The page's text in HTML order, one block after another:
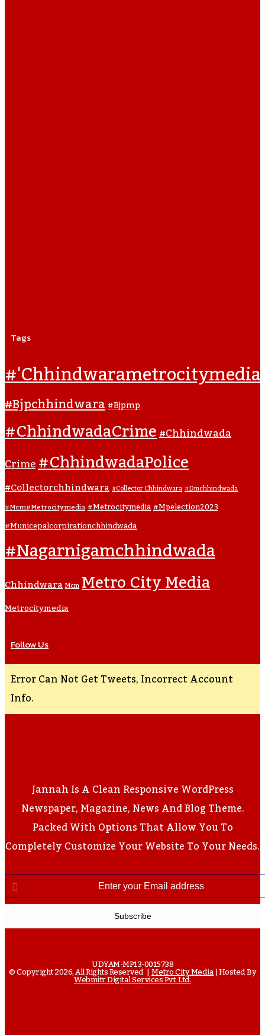
Tags
#'chhindwarametrocitymedia
#bjpchhindwara#bjpmp
#ChhindwadaCrime#Chhindwada
Crime#ChhindwadaPolice
#collectorchhindwara#collector Chhindwara#dmchhindwada
#mcm#metrocitymedia#metrocitymedia#mpelection2023
#municepalcorpirationchhindwada
#nagarnigamchhindwada
ChhindwaraMcmMetro City Media
Metrocitymedia
Follow Us
Error Can Not Get Tweets, Incorrect Account
Info.
Jannah Is A Clean Responsive WordPress
Newspaper, Magazine, News And Blog Theme.
Packed With Options That Allow You To
Completely Customize Your Website To Your Needs.
Enter
Your
UDYAM-MP13-0015738
© Copyright 2026, All Rights Reserved |Metro City Media| Hosted By
Webmitr Digital Services Pvt. Ltd.